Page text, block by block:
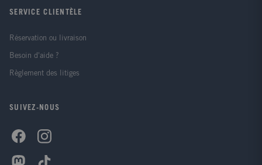
SERVICE CLIENTÈLE
Réservation ou livraison
Besoin d'aide ?
Règlement des litiges
SUIVEZ-NOUS